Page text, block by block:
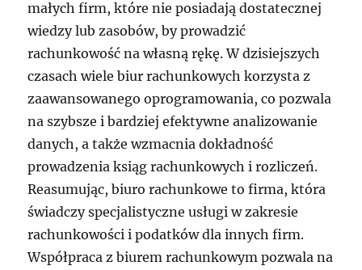
małych firm, które nie posiadają dostatecznej
wiedzy lub zasobów, by prowadzić
rachunkowość na własną rękę. W dzisiejszych
czasach wiele biur rachunkowych korzysta z
zaawansowanego oprogramowania, co pozwala
na szybsze i bardziej efektywne analizowanie
danych, a także wzmacnia dokładność
prowadzenia ksiąg rachunkowych i rozliczeń.
Reasumując, biuro rachunkowe to firma, która
świadczy specjalistyczne usługi w zakresie
rachunkowości i podatków dla innych firm.
Współpraca z biurem rachunkowym pozwala na